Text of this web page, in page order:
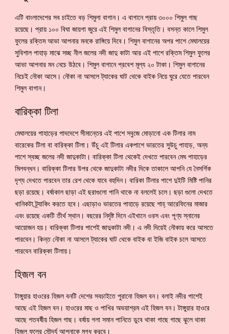
এটি বাংলাদেশের সব চাইতে বড় শিমুলা বাগান। এ বাগানে প্রায় ৩০০০ শিমুল গাছ
রয়েছে। প্রায় ১০০ বিঘা জায়গা জুরে এই শিমুল বাগানের বিস্তৃতি। বসন্ত কালে শিমুল
ফুলের রক্তিম আভা আপনার মনকে রাঙ্গিয়ে দিবে। শিমুল বাগানের অপর পাশে মেঘালয়ের
সুবিশাল পাহাড় মাঝে সচ্ছ নীল জলের নদী জাদু কাটা আর এই পাশে রক্তিম শিমুল ফুলের
আভা আপনার মন নেচে উঠবে। শিমুল বাগানে প্রবেশ মূল্য ২০ টাকা। শিমুল বাগানের
নিচেই নৌকা আসে। নৌকা না আসলে ট্যাকের ঘাট থেকে বাইক নিয়ে ঘুরে যেতে পারবেন
শিমুল বাগান।
বারিক্কা টিলা
মেঘালয়ের পাহাড়ের পাদদেশে সীমান্তের এই পাশে সবুজে মোড়ানো এক টিলার নাম
বারেকের টিলা বা বারিক্কা টিলা। উঁচু এই টিলার একপাশে ভারতের সুউচু পাহাড়, অন্য
পাশে স্বচ্ছ জলের নদী জাদুকাটা। বারিক্কা টিলা থেকেই দেখতে পারবেন মেঘ পাহাড়ের
মিলবন্ধন। বারিক্কা টিলার উপর থেকে জাদুকাটা নদীর দিকে তাকালে আপনি যে নৈসর্গিক
দৃশ্য দেখতে পারবেন তার রেশ থেকে যাবে বহুদিন। বারিকা টিলার পাশে দুইটি মিষ্টি পানির
ছড়া রয়েছে। বর্ষাকাল ছাড়া এই ছরাগুলো পানি থাকে না বললেই চলে। ছড়া গুলো দেখতে
খানিকটা ট্র্যাকিং করতে হবে। এছাড়াও ভারতের পাহাড়ে রয়েছে শাহ্ আরেফিনের মাজার
এবং রয়েছে একটি তীর্থ স্থান। বছরের নির্দৃষ্ট দিনে এইখানে ওরস এবং পূণ্য স্নানের
আয়োজন হয়। বারিক্কা টিলার পাশেই জাদুকাটা নদী। এ নদী দিয়েই নৌকায় করে আসতে
পারবেন। কিন্ত নৌকা না আসলে ট্যাকের ঘাট থেকে বাইক বা ইজি বাইক চলে আসতে
পারবেন বারিক্কা টিলায়।
হিজল বন
টাঙ্গুয়ার হাওরের হিজল বনটি দেশের সবচাইতে পুরানো হিজল বন। বলাই নদীর পাশেই
আছে এই হিজল বন। হাওরের মাছ ও পাখির অভয়াশ্রম এই হিজল বন। টাঙ্গুয়ার হাওরে
আছে শতবর্ষীয় হিজল গাছ। বর্ষায় গলা সমান পানিতে ডুবে থাকা গাছে গাছে ঝুলে থাকা
হিজল ফুলের সৌন্দর্য আপনাকে মুগ্ধ করবে।